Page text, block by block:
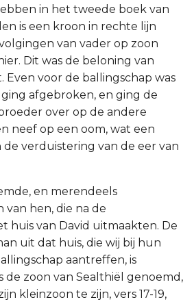
in het tweede boek van
is een kroon in rechte lijn
van vader op zoon
Dit was de beloning van
Even voor de ballingschap was
afgebroken, en ging de
over op de andere
neef op een oom, wat een
de verduistering van de eer van
en merendeels
hen, die na de
huis van David uitmaakten. De
uit dat huis, die wij bij hun
aantreffen, is
de zoon van Sealthiël genoemd,
kleinzoon te zijn, vers 17-19,